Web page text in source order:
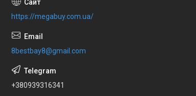
https://megabuy.com.ua/
8bestbay8@gmail.com
+380939316341